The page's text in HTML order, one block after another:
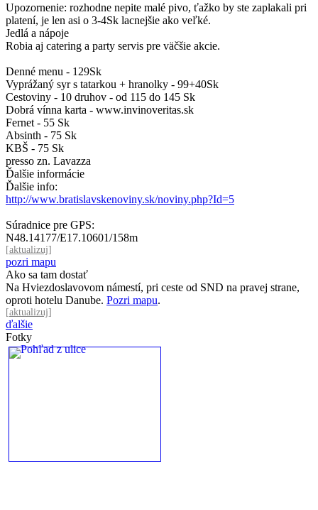
Upozornenie: rozhodne nepite malé pivo, ťažko by ste zaplakali pri
platení, je len asi o 3-4Sk lacnejšie ako veľké.
Jedlá a nápoje
Robia aj catering a party servis pre väčšie akcie.
Denné menu - 129Sk
Vyprážaný syr s tatarkou + hranolky - 99+40Sk
Cestoviny - 10 druhov - od 115 do 145 Sk
Dobrá vínna karta - www.invinoveritas.sk
Fernet - 55 Sk
Absinth - 75 Sk
KBŠ - 75 Sk
presso zn. Lavazza
Ďalšie informácie
Ďalšie info:
http://www.bratislavskenoviny.sk/noviny.php?Id=5
Súradnice pre GPS:
N48.14177/E17.10601/158m
[aktualizuj]
pozri mapu
Ako sa tam dostať
Na Hviezdoslavovom námestí, pri ceste od SND na pravej strane,
oproti hotelu Danube. Pozri mapu.
[aktualizuj]
ďalšie
Fotky